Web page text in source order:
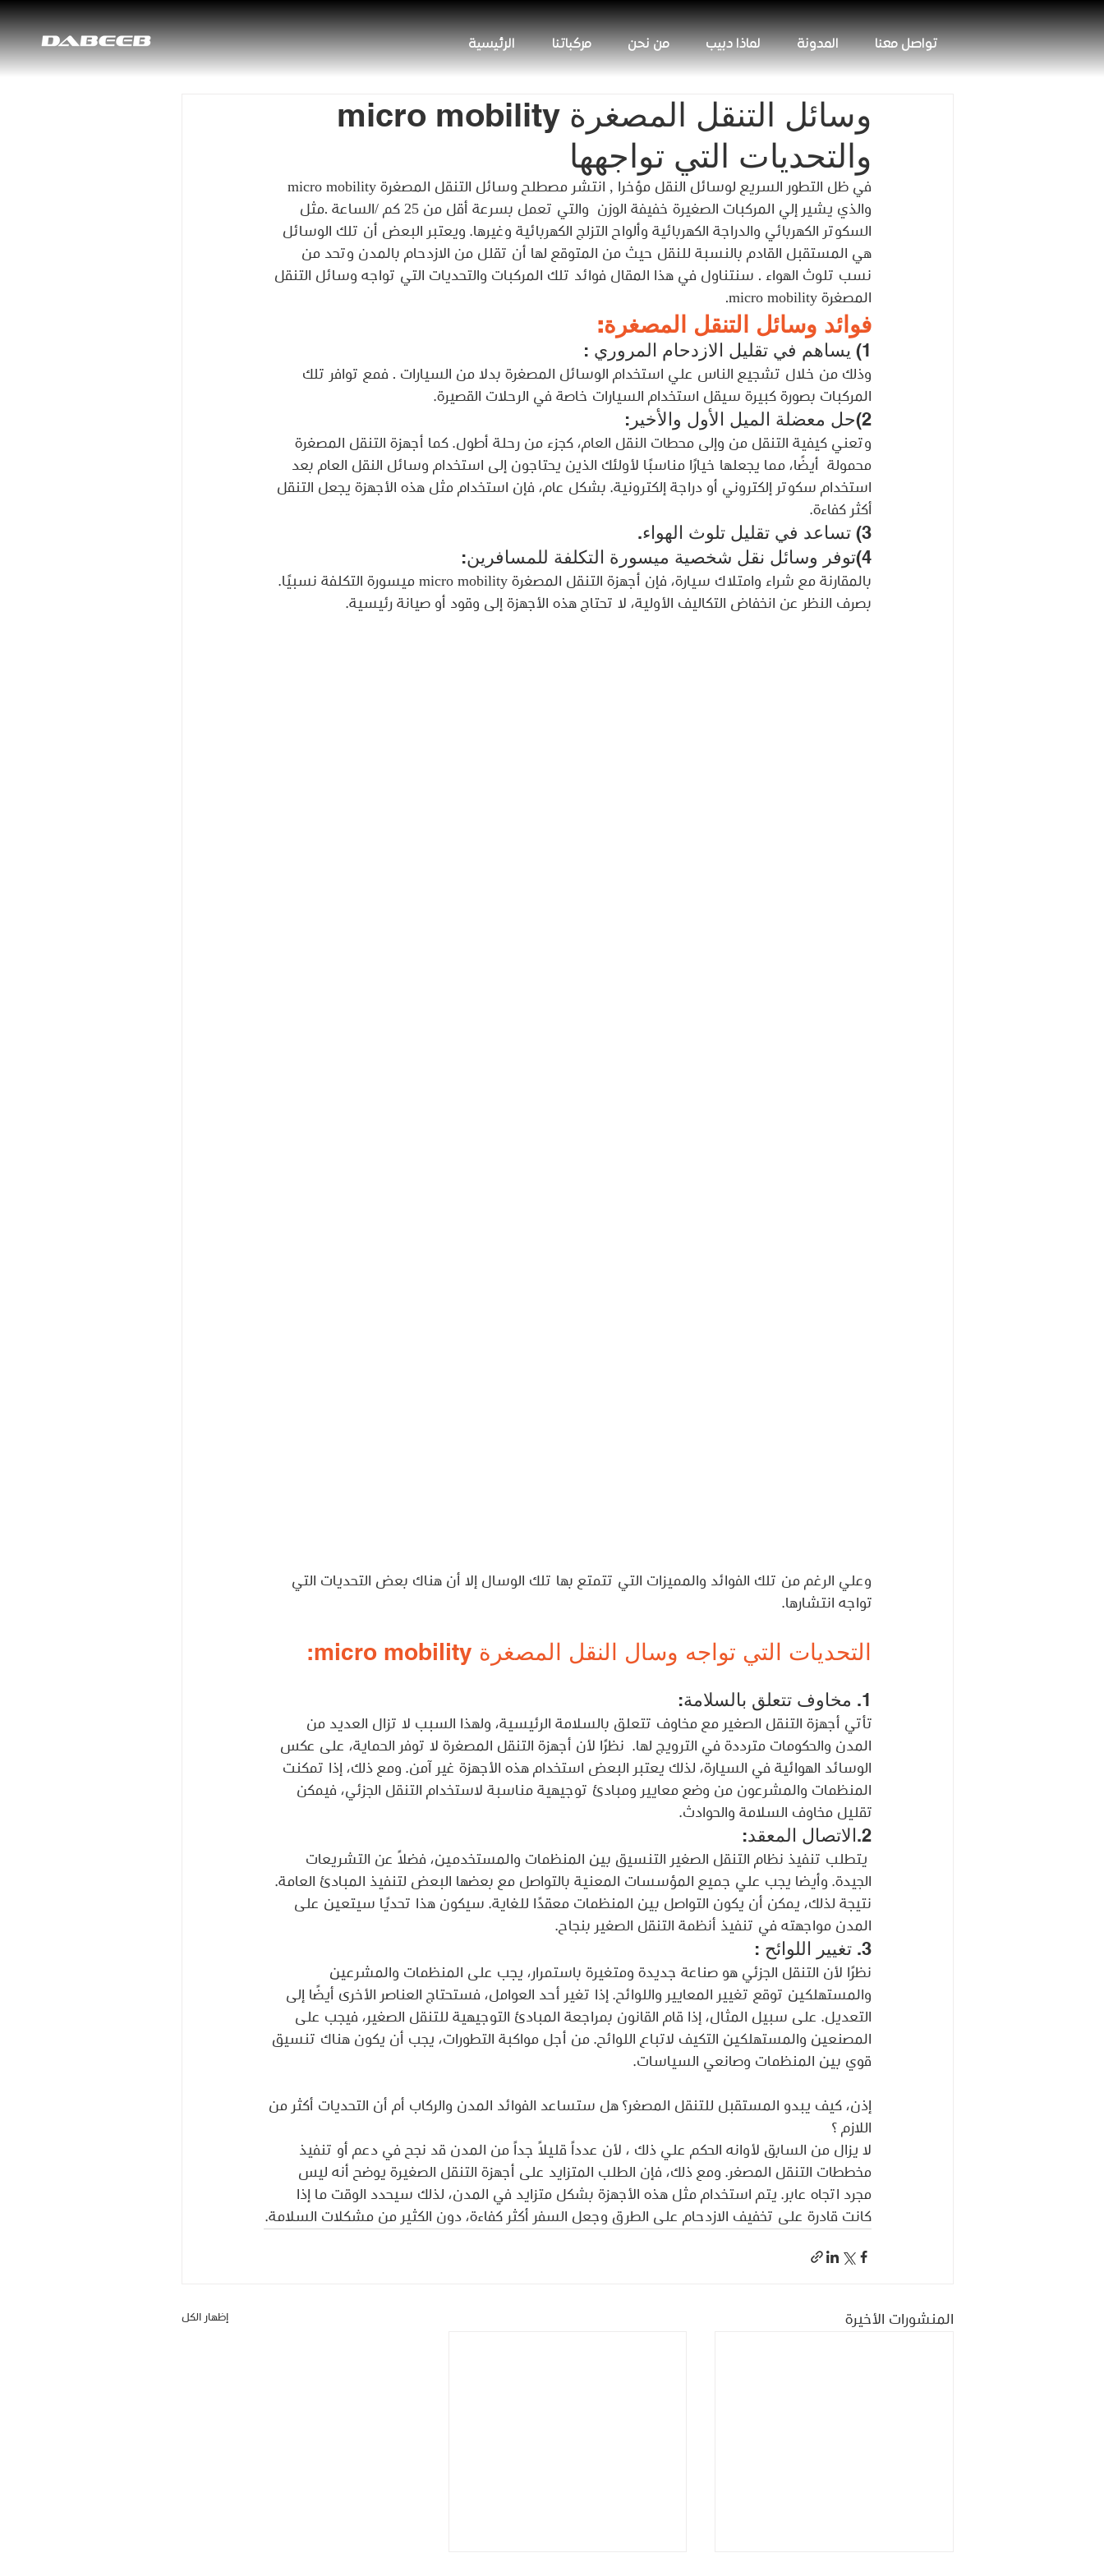
الرئيسية مركباتنا من نحن لماذا دبيب المدونة تواصل معنا
وسائل التنقل المصغرة micro mobility
والتحديات التي تواجهها
والذي يشير إلي المركبات الصغيرة خفيفة الوزن  والتي تعمل بسرعة أقل من 25 كم /الساعة .مثل
السكوتر الكهربائي والدراجة الكهربائية وألواح التزلج الكهربائية وغيرها. ويعتبر البعض أن تلك الوسائل
هي المستقبل القادم بالنسبة للنقل حيث من المتوقع لها أن تقلل من الازدحام بالمدن وتحد من
نسب تلوث الهواء . سنتناول في هذا المقال فوائد تلك المركبات والتحديات التي تواجه وسائل التنقل
المصغرة micro mobility.
فوائد وسائل التنقل المصغرة:
1) يساهم في تقليل الازدحام المروري :
وذلك من خلال تشجيع الناس علي استخدام الوسائل المصغرة بدلا من السيارات . فمع توافر تلك
المركبات بصورة كبيرة سيقل استخدام السيارات خاصة في الرحلات القصيرة.
2)حل معضلة الميل الأول والأخير:
وتعني كيفية التنقل من وإلى محطات النقل العام، كجزء من رحلة أطول. كما أجهزة التنقل المصغرة
محمولة  أيضًا، مما يجعلها خيارًا مناسبًا لأولئك الذين يحتاجون إلى استخدام وسائل النقل العام بعد
استخدام سكوتر إلكتروني أو دراجة إلكترونية. بشكل عام، فإن استخدام مثل هذه الأجهزة يجعل التنقل
أكثر كفاءة.
3) تساعد في تقليل تلوث الهواء.
4)توفر وسائل نقل شخصية ميسورة التكلفة للمسافرين:
بالمقارنة مع شراء وامتلاك سيارة، فإن أجهزة التنقل المصغرة micro mobility ميسورة التكلفة نسبيًا.
بصرف النظر عن انخفاض التكاليف الأولية، لا تحتاج هذه الأجهزة إلى وقود أو صيانة رئيسية.
وعلي الرغم من تلك الفوائد والمميزات التي تتمتع بها تلك الوسال إلا أن هناك بعض التحديات التي
تواجه انتشارها.
التحديات التي تواجه وسال النقل المصغرة micro mobility:
1. مخاوف تتعلق بالسلامة:
تأتي أجهزة التنقل الصغير مع مخاوف تتعلق بالسلامة الرئيسية، ولهذا السبب لا تزال العديد من
المدن والحكومات مترددة في الترويج لها.  نظرًا لأن أجهزة التنقل المصغرة لا توفر الحماية، على عكس
الوسائد الهوائية في السيارة، لذلك يعتبر البعض استخدام هذه الأجهزة غير آمن. ومع ذلك، إذا تمكنت
المنظمات والمشرعون من وضع معايير ومبادئ توجيهية مناسبة لاستخدام التنقل الجزئي، فيمكن
تقليل مخاوف السلامة والحوادث.
2.الاتصال المعقد:
يتطلب تنفيذ نظام التنقل الصغير التنسيق بين المنظمات والمستخدمين، فضلاً عن التشريعات
الجيدة. وأيضا يجب علي جميع المؤسسات المعنية بالتواصل مع بعضها البعض لتنفيذ المبادئ العامة.
نتيجة لذلك، يمكن أن يكون التواصل بين المنظمات معقدًا للغاية. سيكون هذا تحديًا سيتعين على
المدن مواجهته في تنفيذ أنظمة التنقل الصغير بنجاح.
3. تغيير اللوائح :
نظرًا لأن التنقل الجزئي هو صناعة جديدة ومتغيرة باستمرار، يجب على المنظمات والمشرعين
والمستهلكين توقع تغيير المعايير واللوائح. إذا تغير أحد العوامل، فستحتاج العناصر الأخرى أيضًا إلى
التعديل. على سبيل المثال، إذا قام القانون بمراجعة المبادئ التوجيهية للتنقل الصغير، فيجب على
المصنعين والمستهلكين التكيف لاتباع اللوائح. من أجل مواكبة التطورات، يجب أن يكون هناك تنسيق
قوي بين المنظمات وصانعي السياسات.
إذن، كيف يبدو المستقبل للتنقل المصغر؟ هل ستساعد الفوائد المدن والركاب أم أن التحديات أكثر من
اللازم ؟
لا يزال من السابق لأوانه الحكم علي ذلك ، لأن عدداً قليلاً جداً من المدن قد نجح في دعم أو تنفيذ
مخططات التنقل المصغر. ومع ذلك، فإن الطلب المتزايد على أجهزة التنقل الصغيرة يوضح أنه ليس
مجرد اتجاه عابر. يتم استخدام مثل هذه الأجهزة بشكل متزايد في المدن، لذلك سيحدد الوقت ما إذا
كانت قادرة على تخفيف الازدحام على الطرق وجعل السفر أكثر كفاءة، دون الكثير من مشكلات السلامة.
المنشورات الأخيرة إظهار الكل